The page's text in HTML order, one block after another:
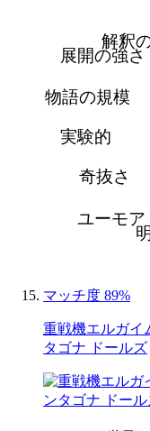
ユーモア
奇抜さ
実験的
物語の規模
展開の強さ
解釈
マッチ度 89%
重戦機エルガイ
タゴナ ドールズ